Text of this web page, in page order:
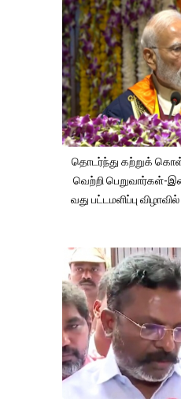
தொடர்ந்து கற்றுக்
வெற்றி பெறுவார்கள்-
வது பட்டமளிப்பு